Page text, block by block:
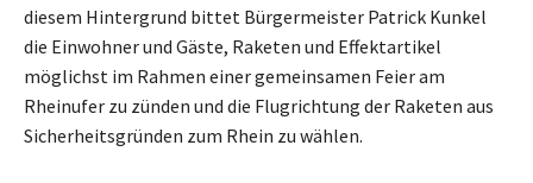
diesem Hintergrund bittet Bürgermeister Patrick Kunkel
die Einwohner und Gäste, Raketen und Effektartikel
möglichst im Rahmen einer gemeinsamen Feier am
Rheinufer zu zünden und die Flugrichtung der Raketen aus
Sicherheitsgründen zum Rhein zu wählen.